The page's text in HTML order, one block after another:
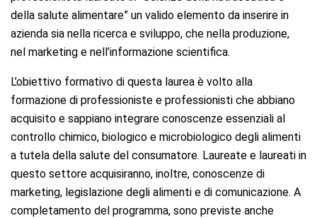
della salute alimentare” un valido elemento da inserire in
azienda sia nella ricerca e sviluppo, che nella produzione,
nel marketing e nell’informazione scientifica.
L’obiettivo formativo di questa laurea è volto alla
formazione di professioniste e professionisti che abbiano
acquisito e sappiano integrare conoscenze essenziali al
controllo chimico, biologico e microbiologico degli alimenti
a tutela della salute del consumatore. Laureate e laureati in
questo settore acquisiranno, inoltre, conoscenze di
marketing, legislazione degli alimenti e di comunicazione. A
completamento del programma, sono previste anche